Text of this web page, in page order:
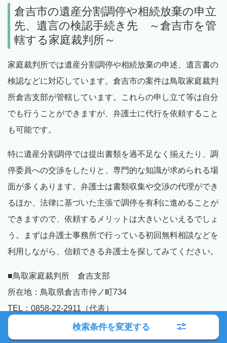
倉吉市の遺産分割調停や相続放棄の申立
先、遺言の検認手続き先 ～倉吉市を管
轄する家庭裁判所～
家庭裁判所では遺産分割調停や相続放棄の申述、遺言書の
検認などに対応しています。倉吉市の案件は鳥取家庭裁判
所倉吉支部が管轄しています。これらの申し立て等は自分
でも行うことができますが、弁護士に代行を依頼すること
も可能です。
特に遺産分割調停では提出書類を過不足なく揃えたり、調
停委員への交渉をしたりと、専門的な知識が求められる場
面が多くあります。弁護士は書類収集や交渉の代理ができ
るほか、法律に基づいた主張で調停を有利に進めることが
できますので、依頼するメリットは大きいといえるでしょ
う。まずは弁護士事務所で行っている初回無料相談などを
利用しながら、信頼できる弁護士を探してみてください。
■鳥取家庭裁判所 倉吉支部
所在地：鳥取県倉吉市仲ノ町734
TEL：0858-22-2911（代表）
JR「倉吉駅」駅前バス乗り場から市内線等に乗車し、バ
ス停「赤瓦・白壁土蔵」下車して徒歩約6分
検索条件を変更する